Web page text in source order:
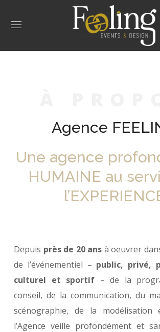
Agence
Une agence
HUMAINE au
Depuis près de 20 ans à oeuvrer
de l’événementiel – public, privé,
culturel et sportif – de la
conseil, de la communication, du
scénographie, de la modélisation
l’Agence veille profondément et